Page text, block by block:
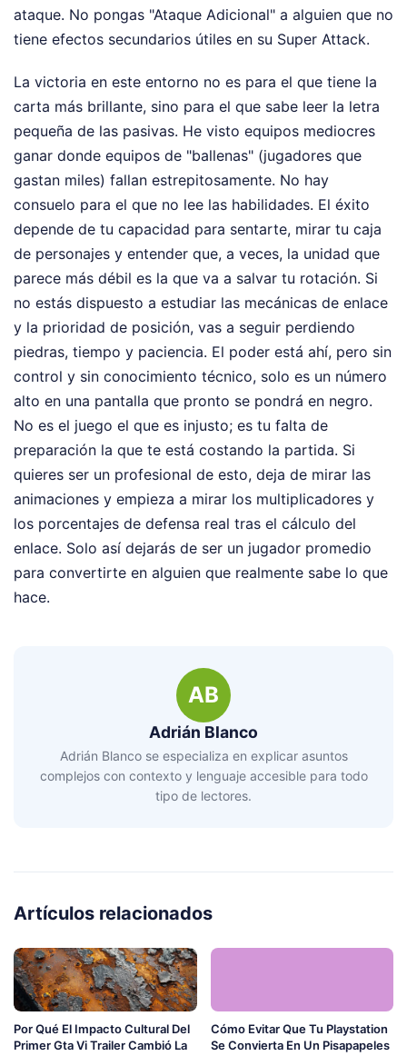
ataque. No pongas "Ataque Adicional" a alguien que no
tiene efectos secundarios útiles en su Super Attack.
La victoria en este entorno no es para el que tiene la
carta más brillante, sino para el que sabe leer la letra
pequeña de las pasivas. He visto equipos mediocres
ganar donde equipos de "ballenas" (jugadores que
gastan miles) fallan estrepitosamente. No hay
consuelo para el que no lee las habilidades. El éxito
depende de tu capacidad para sentarte, mirar tu caja
de personajes y entender que, a veces, la unidad que
parece más débil es la que va a salvar tu rotación. Si
no estás dispuesto a estudiar las mecánicas de enlace
y la prioridad de posición, vas a seguir perdiendo
piedras, tiempo y paciencia. El poder está ahí, pero sin
control y sin conocimiento técnico, solo es un número
alto en una pantalla que pronto se pondrá en negro.
No es el juego el que es injusto; es tu falta de
preparación la que te está costando la partida. Si
quieres ser un profesional de esto, deja de mirar las
animaciones y empieza a mirar los multiplicadores y
los porcentajes de defensa real tras el cálculo del
enlace. Solo así dejarás de ser un jugador promedio
para convertirte en alguien que realmente sabe lo que
hace.
AB
Adrián Blanco
Adrián Blanco se especializa en explicar asuntos
complejos con contexto y lenguaje accesible para todo
tipo de lectores.
Artículos relacionados
Por Qué El Impacto Cultural Del
Primer Gta Vi Trailer Cambió La
Cómo Evitar Que Tu Playstation
Se Convierta En Un Pisapapeles